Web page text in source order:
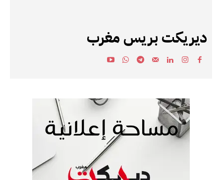
ديريكت بريس مغرب